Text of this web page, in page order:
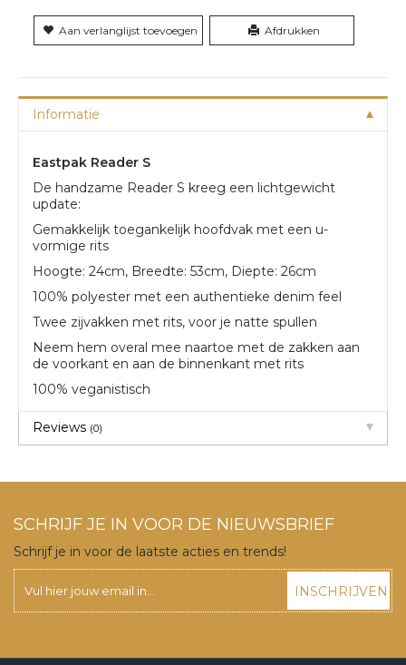
Aan verlanglijst toevoegen Afdrukken
Informatie
Eastpak Reader S
De handzame Reader S kreeg een lichtgewicht
update:
Gemakkelijk toegankelijk hoofdvak met een u-
vormige rits
Hoogte: 24cm, Breedte: 53cm, Diepte: 26cm
100% polyester met een authentieke denim feel
Twee zijvakken met rits, voor je natte spullen
Neem hem overal mee naartoe met de zakken aan
de voorkant en aan de binnenkant met rits
100% veganistisch
Reviews (0)
SCHRIJF JE IN VOOR DE NIEUWSBRIEF
Schrijf je in voor de laatste acties en trends!
INSCHRIJVEN